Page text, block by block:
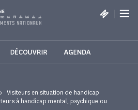
|
DÉCOUVRIR AGENDA
Visiteurs en situation de handicap
à handicap mental, psychique ou